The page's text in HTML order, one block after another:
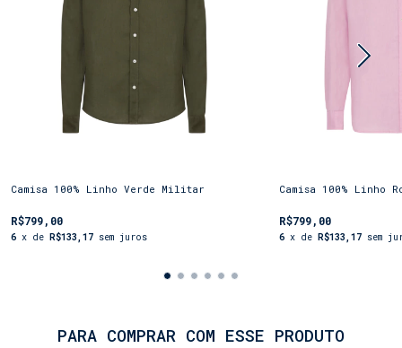
atemporal, feita para durar. Disponível em uma
ampla cartela de cores, é o item essencial que
falta na sua mala de viagem.
Combine-a com os nossos shorts de banho (lisos e
estampados) para um look descontraído ou com uma
calça de linho para uma ocasião mais formal. A
favorita e adicione a sofisticação da *Shorts Co*
Camisa 100% Linho Verde Militar
R$799,00
6 x de R$133,17 sem juros
Camisa 100% Linho
R$799,00
6 x de R$133,17 sem
PARA COMPRAR COM ESSE PRODUTO